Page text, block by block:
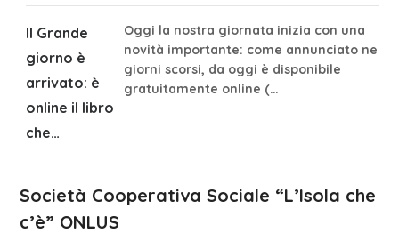
Il Grande
giorno è
arrivato: è
online il libro
che…
Oggi la nostra giornata inizia con una
novità importante: come annunciato nei
giorni scorsi, da oggi è disponibile
gratuitamente online (…
Società Cooperativa Sociale “L’Isola che
c’è” ONLUS